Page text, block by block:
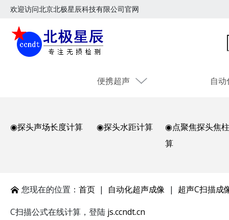
欢迎访问北京北极星辰科技有限公司官网
便携超声 自
◉探头声场长度计算 ◉探头水距计算
◉点聚焦探头焦
算
您现在的位置： 首页| 自动化超声成像 | 超声C扫描成
C扫描公式在线计算，登陆 js.ccndt.cn